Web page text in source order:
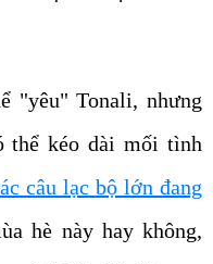
"yêu" Tonali, nhưng
thể kéo dài mối tình
câu lạc bộ lớn đang
hè này hay không,